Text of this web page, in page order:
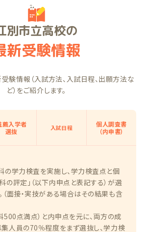
別市立高校の
新受験情報
験情報（入試方法、入試日程、出願方法な
ど）をご紹介します。
薦入学者
選抜
入試日程
個人調査書
（内申書）
の学力検査を実施し、学力検査点と個
の評定」（以下内申点と表記する）が選
（面接・実技がある場合はその結果も含
500点満点）と内申点を元に、両方の成
人員の70％程度をまず選抜し、学力検